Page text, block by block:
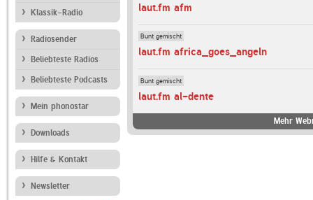
Klassik-Radio
Radiosender
Beliebteste Radios
Beliebteste Podcasts
Mein phonostar
Downloads
Hilfe & Kontakt
Newsletter
laut.fm afm
Bunt gemischt
laut.fm africa_goes_angeln
Bunt gemischt
laut.fm al-dente
Mehr